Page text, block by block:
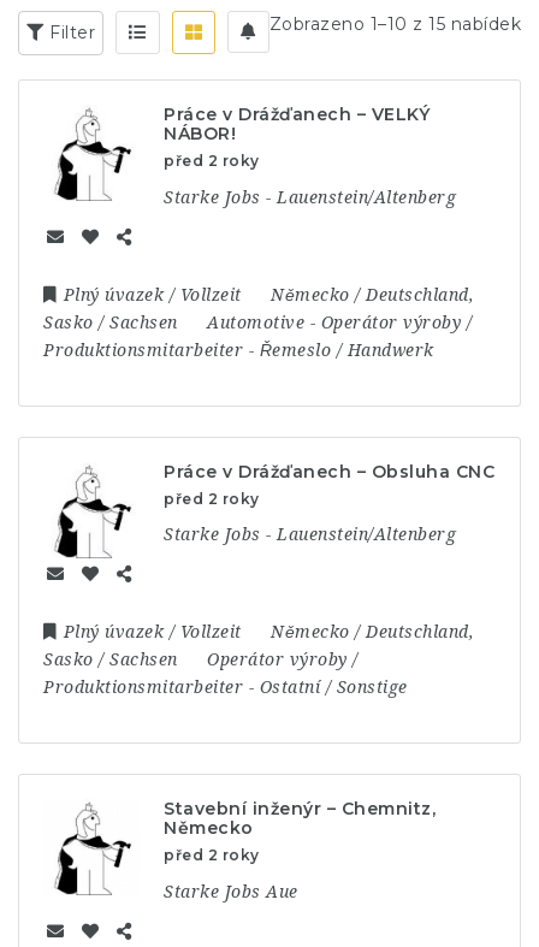
Filter Zobrazeno 1–10 z 15 nabídek
Práce v Drážďanech – VELKÝ
NÁBOR!
před 2 roky
Starke Jobs - Lauenstein/Altenberg
Plný úvazek / Vollzeit Německo / Deutschland,
Sasko / Sachsen
Automotive - Operátor výroby /
Produktionsmitarbeiter - Řemeslo / Handwerk
Práce v Drážďanech – Obsluha CNC
před 2 roky
Starke Jobs - Lauenstein/Altenberg
Plný úvazek / Vollzeit Německo / Deutschland,
Sasko / Sachsen
Operátor výroby /
Produktionsmitarbeiter - Ostatní / Sonstige
Stavební inženýr – Chemnitz,
Německo
před 2 roky
Starke Jobs Aue